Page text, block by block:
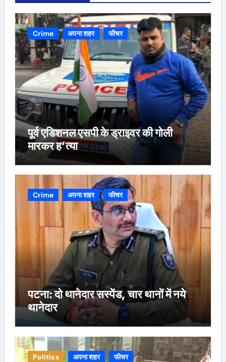
Crime अपना शहर फीचर
पूर्व एडिशनल एसपी के ड्राइवर की गोली
मारकर ह’त्या
Crime अपना शहर फीचर
पटना: दो थानेदार सस्पेंड, चार थानों में नये
थानेदार
Politics अपना शहर फीचर